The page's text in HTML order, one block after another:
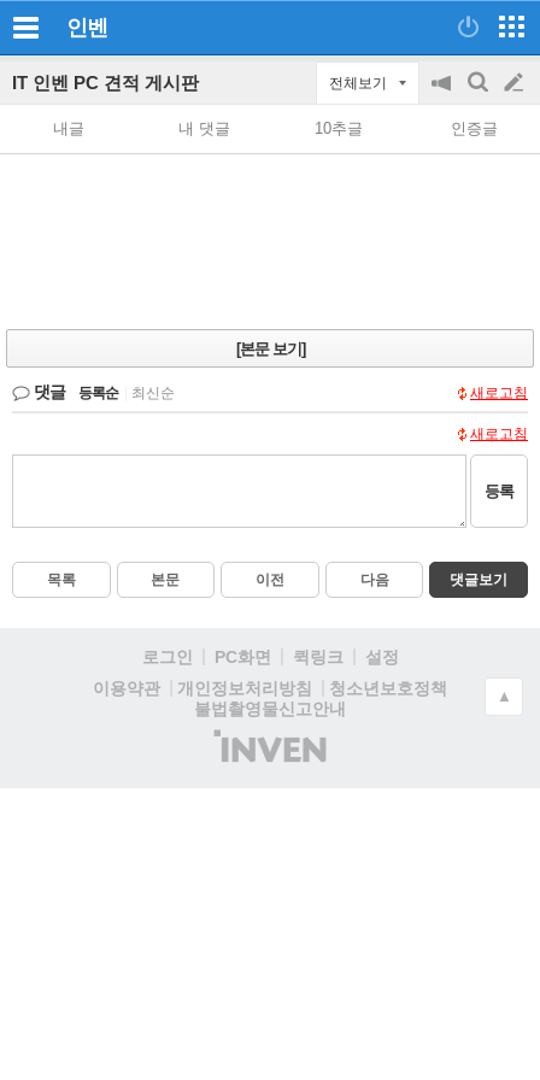
인벤
IT 인벤 PC 견적 게시판 전체보기
공
on/off
검
색
글
쓰
내글 내 댓글 10추글 인증글
[본문 보기]
댓글 등록순 최신순 새로고침
새로고침
등록
목록 본문 이전 다음 댓글보기
로그인 PC화면 퀵링크
설정
이용약관
개인정보처리방침
청소년보호정책
불법촬영물신고안내
(주)
인
▲